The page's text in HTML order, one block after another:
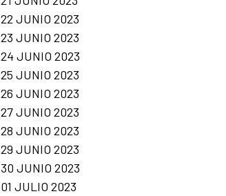
22 JUNIO 2023
23 JUNIO 2023
24 JUNIO 2023
25 JUNIO 2023
26 JUNIO 2023
27 JUNIO 2023
28 JUNIO 2023
29 JUNIO 2023
30 JUNIO 2023
01 JULIO 2023